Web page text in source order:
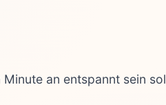
an entspannt sein